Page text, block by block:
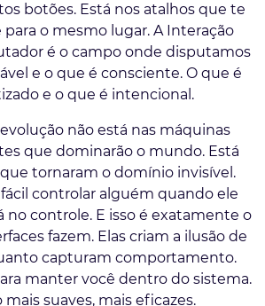
botões. Está nos atalhos que te
para o mesmo lugar. A Interação
é o campo onde disputamos
e o que é consciente. O que é
e o que é intencional.
não está nas máquinas
que dominarão o mundo. Está
tornaram o domínio invisível.
controlar alguém quando ele
no controle. E isso é exatamente o
fazem. Elas criam a ilusão de
capturam comportamento.
manter você dentro do sistema.
suaves, mais eficazes.